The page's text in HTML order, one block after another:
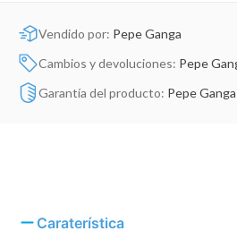
Vendido por: Pepe Ganga
Cambios y devoluciones: Pepe
Garantía del producto: Pepe Ganga
Caraterística